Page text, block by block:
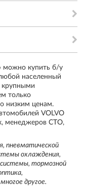
можно купить б/у
населенный
крупными
только
низким ценам.
VOLVO
менеджеров СТО,
пневматической
охлаждения,
системы, тормозной
другое.